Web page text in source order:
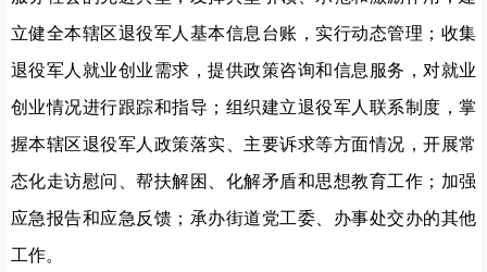
立健全本辖区退役军人基本信息台账，实行动态管理；收集
退役军人就业创业需求，提供政策咨询和信息服务，对就业
创业情况进行跟踪和指导；组织建立退役军人联系制度，掌
握本辖区退役军人政策落实、主要诉求等方面情况，开展常
态化走访慰问、帮扶解困、化解矛盾和思想教育工作；加强
应急报告和应急反馈；承办街道党工委、办事处交办的其他
工作。